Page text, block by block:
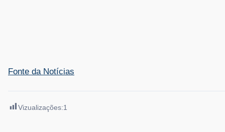
Fonte da Notícias
Vizualizações:1